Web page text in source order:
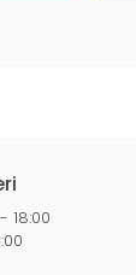
18:00